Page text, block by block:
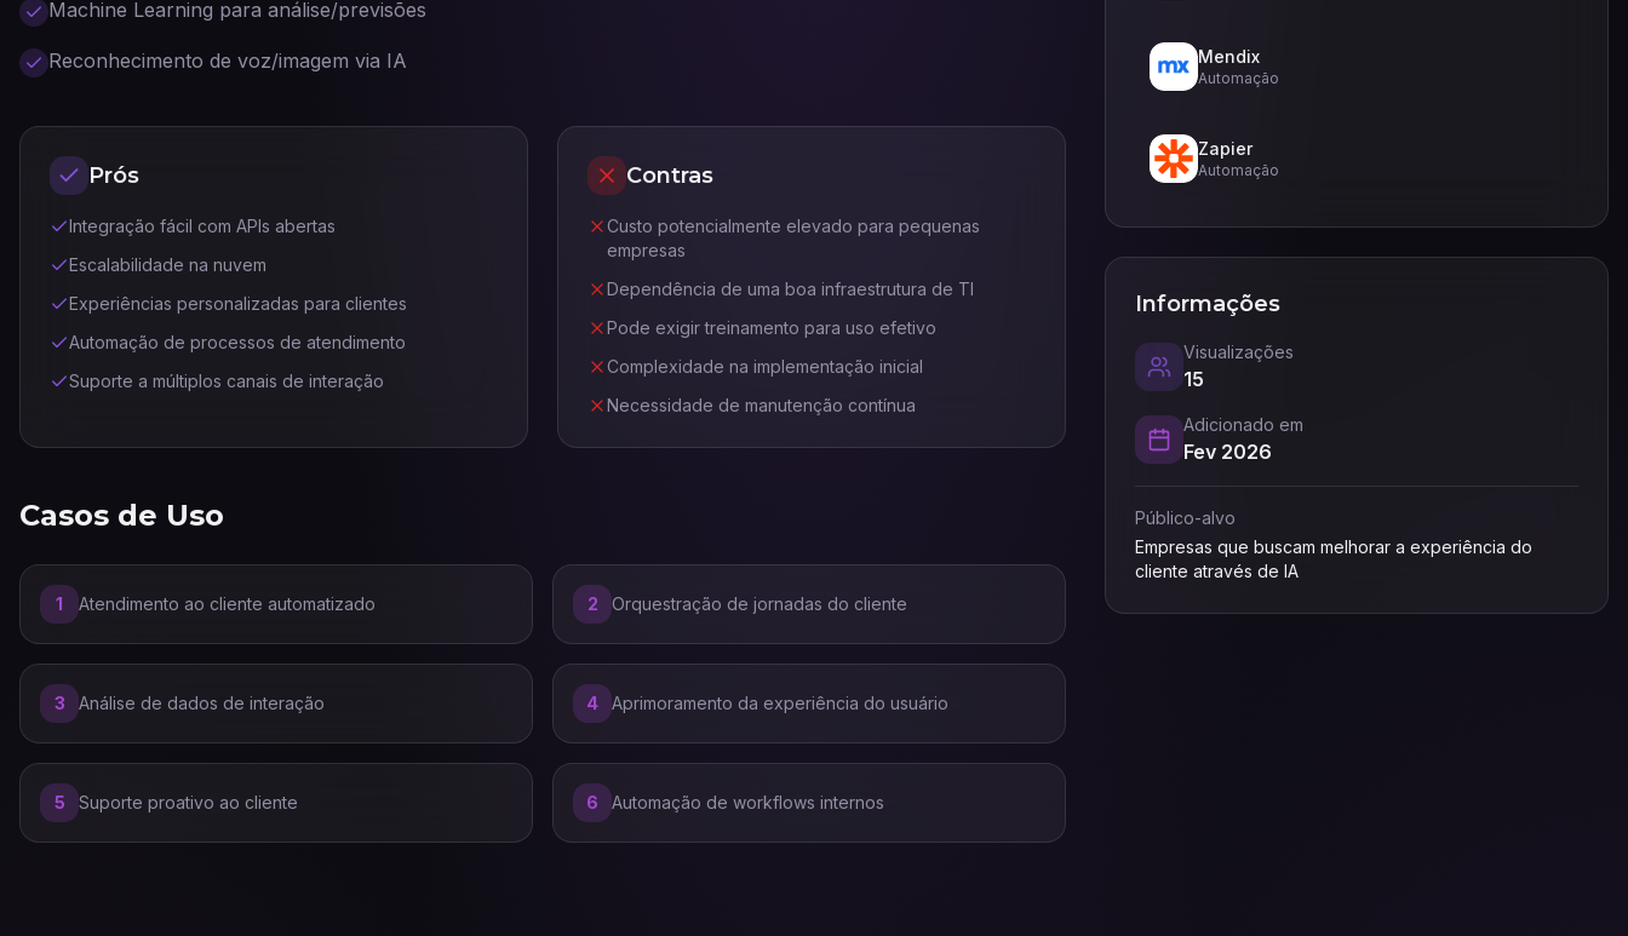
Machine Learning para análise/previsões
Reconhecimento de voz/imagem via IA
Prós
Integração fácil com APIs abertas
Escalabilidade na nuvem
Experiências personalizadas para clientes
Automação de processos de atendimento
Suporte a múltiplos canais de interação
Contras
Custo potencialmente elevado para pequenas
empresas
Dependência de uma boa infraestrutura de TI
Pode exigir treinamento para uso efetivo
Complexidade na implementação inicial
Necessidade de manutenção contínua
Casos de Uso
1 Atendimento ao cliente automatizado 2 Orquestração de jornadas do cliente
3 Análise de dados de interação 4 Aprimoramento da experiência do usuário
5 Suporte proativo ao cliente 6 Automação de workflows internos
Mendix
Automação
Zapier
Automação
Informações
Visualizações
15
Adicionado em
Fev 2026
Público-alvo
Empresas que buscam melhorar a experiência do
cliente através de IA